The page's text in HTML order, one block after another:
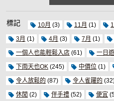
標記 10月 (3) 11月 (1)
3月 (1) 4月 (3) 7月 (1)
一個人也能輕鬆入店 (61) 一日遊
下雨天也OK (245) 中價位 (1)
令人放鬆的 (87) 令人雀躍的
休閒 (2) 伴手禮 (52) 便宜